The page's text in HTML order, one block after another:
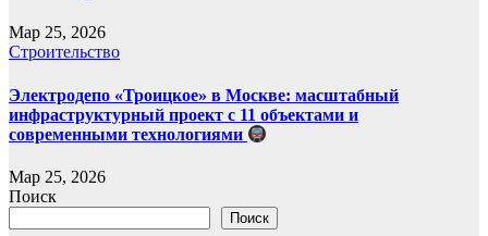
Мар 25, 2026
Строительство
Электродепо «Троицкое» в Москве: масштабный
инфраструктурный проект с 11 объектами и
современными технологиями
Мар 25, 2026
Поиск
Поиск